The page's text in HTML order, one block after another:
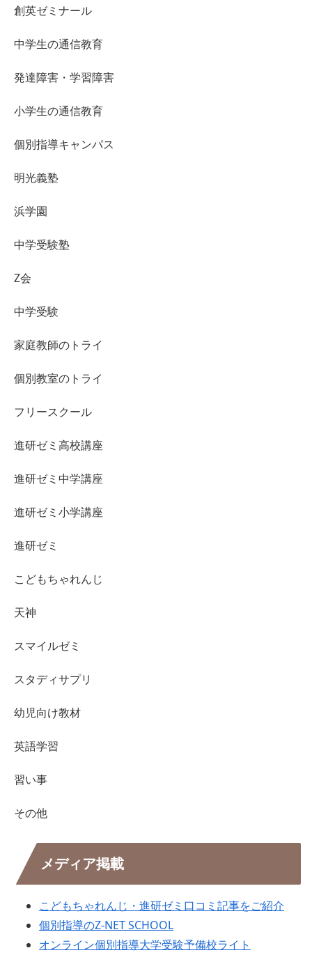
創英ゼミナール
中学生の通信教育
発達障害・学習障害
小学生の通信教育
個別指導キャンパス
明光義塾
浜学園
中学受験塾
Z会
中学受験
家庭教師のトライ
個別教室のトライ
フリースクール
進研ゼミ高校講座
進研ゼミ中学講座
進研ゼミ小学講座
進研ゼミ
こどもちゃれんじ
天神
スマイルゼミ
スタディサプリ
幼児向け教材
英語学習
習い事
その他
メディア掲載
こどもちゃれんじ・進研ゼミ口コミ記事をご紹介
個別指導のZ-NET SCHOOL
オンライン個別指導大学受験予備校ライト